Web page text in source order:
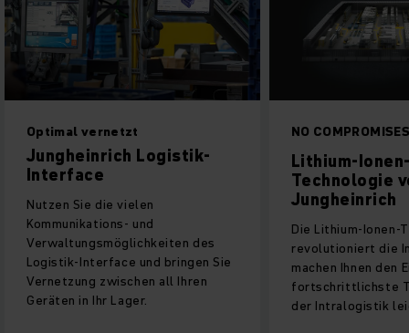
Optimal vernetzt
Jungheinrich Logistik-
Interface
Nutzen Sie die vielen
Kommunikations- und
Verwaltungsmöglichkeiten des
Logistik-Interface und bringen Sie
Vernetzung zwischen all Ihren
Geräten in Ihr Lager.
NO COMPROMISES
Lithium-Ionen-
Technologie
Jungheinrich
Die Lithium-Ionen-
revolutioniert die
machen Ihnen den
fortschrittlichste
der Intralogistik